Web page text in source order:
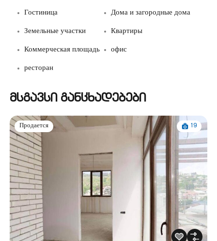
Гостиница Дома и загородные дома
Земельные участки Квартиры
Коммерческая площадь офис
ресторан
მსგავსი განცხადებები
Продается 19